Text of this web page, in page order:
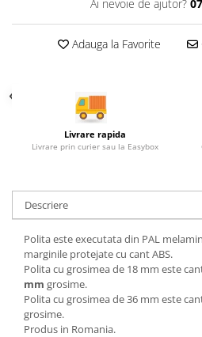
Ai nevoie de ajutor?
Adauga la Favorite
Livrare rapida
Livrare prin curier sau la Easybox
Descriere
Polita este executata din PAL
marginile protejate cu cant ABS.
Polita cu grosimea de 18 mm este
mm grosime.
Polita cu grosimea de 36 mm este
grosime.
Produs in Romania.